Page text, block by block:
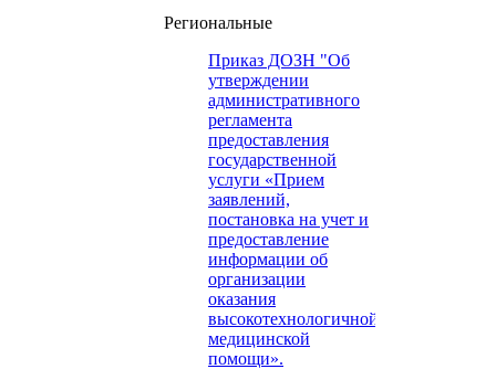
Региональные
Приказ ДОЗН "Об
утверждении
административного
регламента
предоставления
государственной
услуги «Прием
заявлений,
постановка на учет и
предоставление
информации об
организации
оказания
высокотехнологичной
медицинской
помощи».